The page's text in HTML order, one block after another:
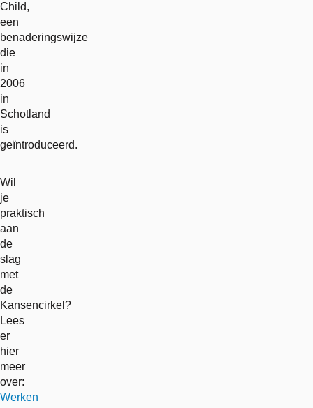
Child,
een
benaderingswijze
die
in
2006
in
Schotland
is
geïntroduceerd.
Wil
je
praktisch
aan
de
slag
met
de
Kansencirkel?
Lees
er
hier
meer
over:
Werken